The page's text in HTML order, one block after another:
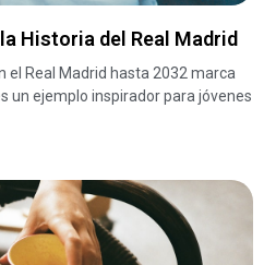
Historia del Real Madrid
el Real Madrid hasta 2032 marca
un ejemplo inspirador para jóvenes